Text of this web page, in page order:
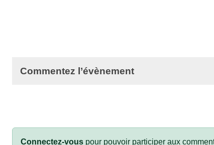
Commentez l’évènement
Connectez-vous pour pouvoir participer aux